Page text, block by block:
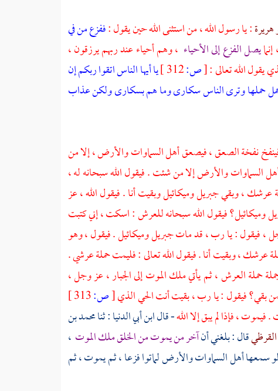
هريرة: يا رسول الله ، من استثنى الله حين يقول :ففزع من في
يصل الفزع إلى الأحياء ، وهم أحياء عند ربهم يرزقون ،
يقول الله تعالى :[ص:
يا أيها الناس اتقوا ربكم إن
حملها وترى الناس سكارى وما هم بسكارى ولكن عذاب
نفخة الصعق ، فيصعق أهل السماوات والأرض ، إلا من
السماوات والأرض إلا من شئت . فيقول الله سبحانه له ،
عرشك ، وبقيجبريلوميكائيلوبقيت أنا . فيقول الله ، عز
وميكائيل؟فيقول الله سبحانه للعرش : اسكت ، إني كتبت
، فيقول : يا رب ، قد ماتجبريلوميكائيل. فيقول ، وهو
، وبقيت أنا . فيقول الله تعالى : فليمت حملة عرشي .
حملة العرش ، ثم يأتي ملك الموت إلى الجبار ، عز وجل ،
بقي؟ فيقول : يا رب ، بقيت أنت الحي الذي[ص:
، فإذا لم يبق إلا الله- قالابن أبي الدنيا: ثنامحمد بن
قال : بلغني أنآخر من يموت من الخلق ملك الموت ،
أهل السماوات والأرض لماتوا فزعا ، ثم يموت ، ثم